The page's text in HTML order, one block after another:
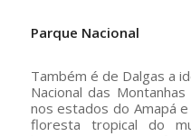
Parque Nacional
Também é de Dalgas a
Nacional das
nos estados do Amapá
floresta tropical do